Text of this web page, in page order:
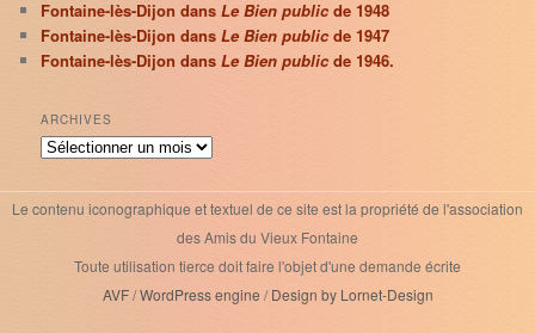
Fontaine-lès-Dijon dansLe Bien public de 1948
Fontaine-lès-Dijon dansLe Bien publicde 1947
Fontaine-lès-Dijon dansLe Bien publicde 1946.
ARCHIVES
Archives
Le contenu iconographique et textuel de ce site est la propriété de l'association
des Amis du Vieux Fontaine
Toute utilisation tierce doit faire l'objet d'une demande écrite
AVF/WordPress engine /Design by Lornet-Design